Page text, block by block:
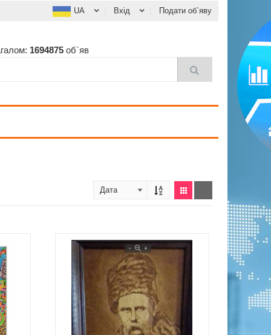
UA Вхід Подати об`яву
1694875об`яв